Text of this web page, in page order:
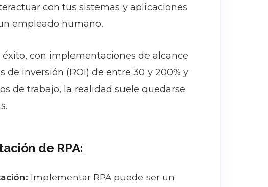
con tus sistemas y aplicaciones
empleado humano.
con implementaciones de alcance
inversión (ROI) de entre 30 y 200% y
de trabajo, la realidad suele quedarse
de RPA:
Implementar RPA puede ser un